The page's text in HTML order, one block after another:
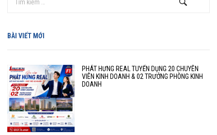
BÀI VIẾT MỚI
PHÁT HƯNG REAL TUYỂN DỤNG 20 CHUYÊN
VIÊN KINH DOANH & 02 TRƯỞNG PHÒNG KINH
DOANH